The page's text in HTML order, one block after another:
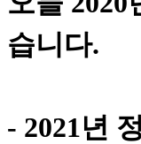
습니다.
- 2021년